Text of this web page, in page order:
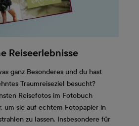
Reiseerlebnisse
ganz Besonderes und du hast
Traumreiseziel besucht?
Reisefotos im Fotobuch
um sie auf echtem Fotopapier in
zu lassen. Insbesondere für